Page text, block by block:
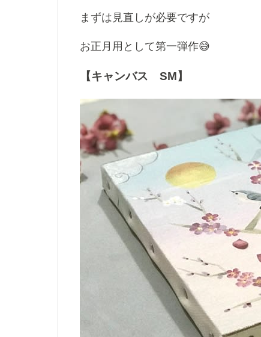
まずは見直しが必要ですが
お正月用として第一弾作😅
【キャンバス SM】